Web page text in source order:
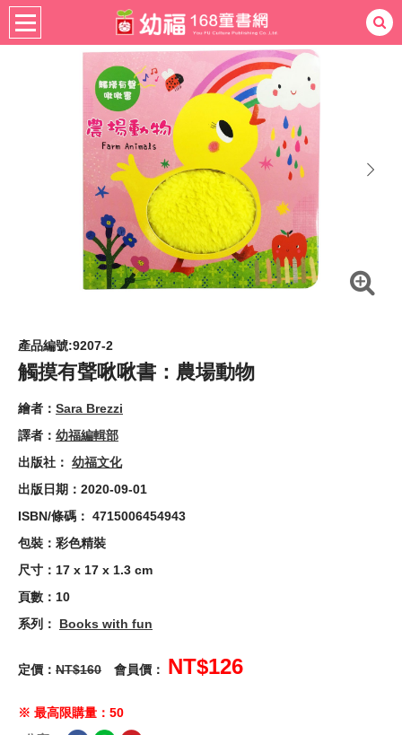
熱門：忍者兔ㄅㄆㄇ學習
手指按按
練習本積木
3D立體書繪本讀本
書籍分齡 適用年齡 0-3歲
next
產品編號:9207-2
觸摸有聲啾啾書：農場動物
繪者： Sara Brezzi
譯者： 幼福編輯部
出版社： 幼福文化
出版日期：2020-09-01
ISBN/條碼： 4715006454943
包裝：彩色精裝
尺寸：17 x 17 x 1.3 cm
頁數：10
系列： Books with fun
定價： NT$160 會員價： NT$126
※ 最高限購量：50